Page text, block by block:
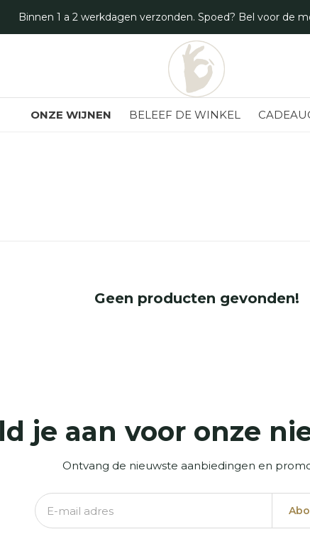
ONZE WIJNEN BELEEF DE WINKEL
Bezoek ook onze winkel in Deventer!
Geen producten gevonden!
je aan voor onze
Ontvang de nieuwste aanbiedingen en